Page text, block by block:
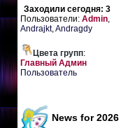
Заходили сегодня: 3
Пользователи:Admin,
Andrajkt,Andragdy
Цвета групп:
Главный Админ
Пользователь
News for 2026